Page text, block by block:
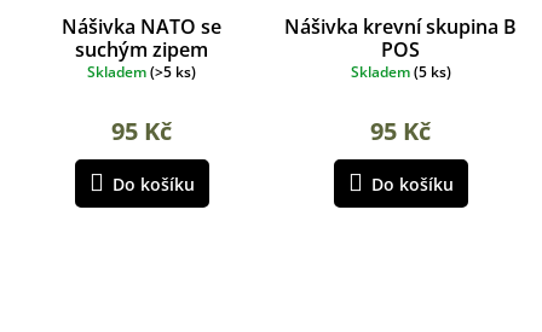
Nášivka NATO se
suchým zipem
Skladem(>5 ks)
95 Kč
Do košíku
Nášivka krevní skupina B
POS
Skladem(5 ks)
95 Kč
Do košíku